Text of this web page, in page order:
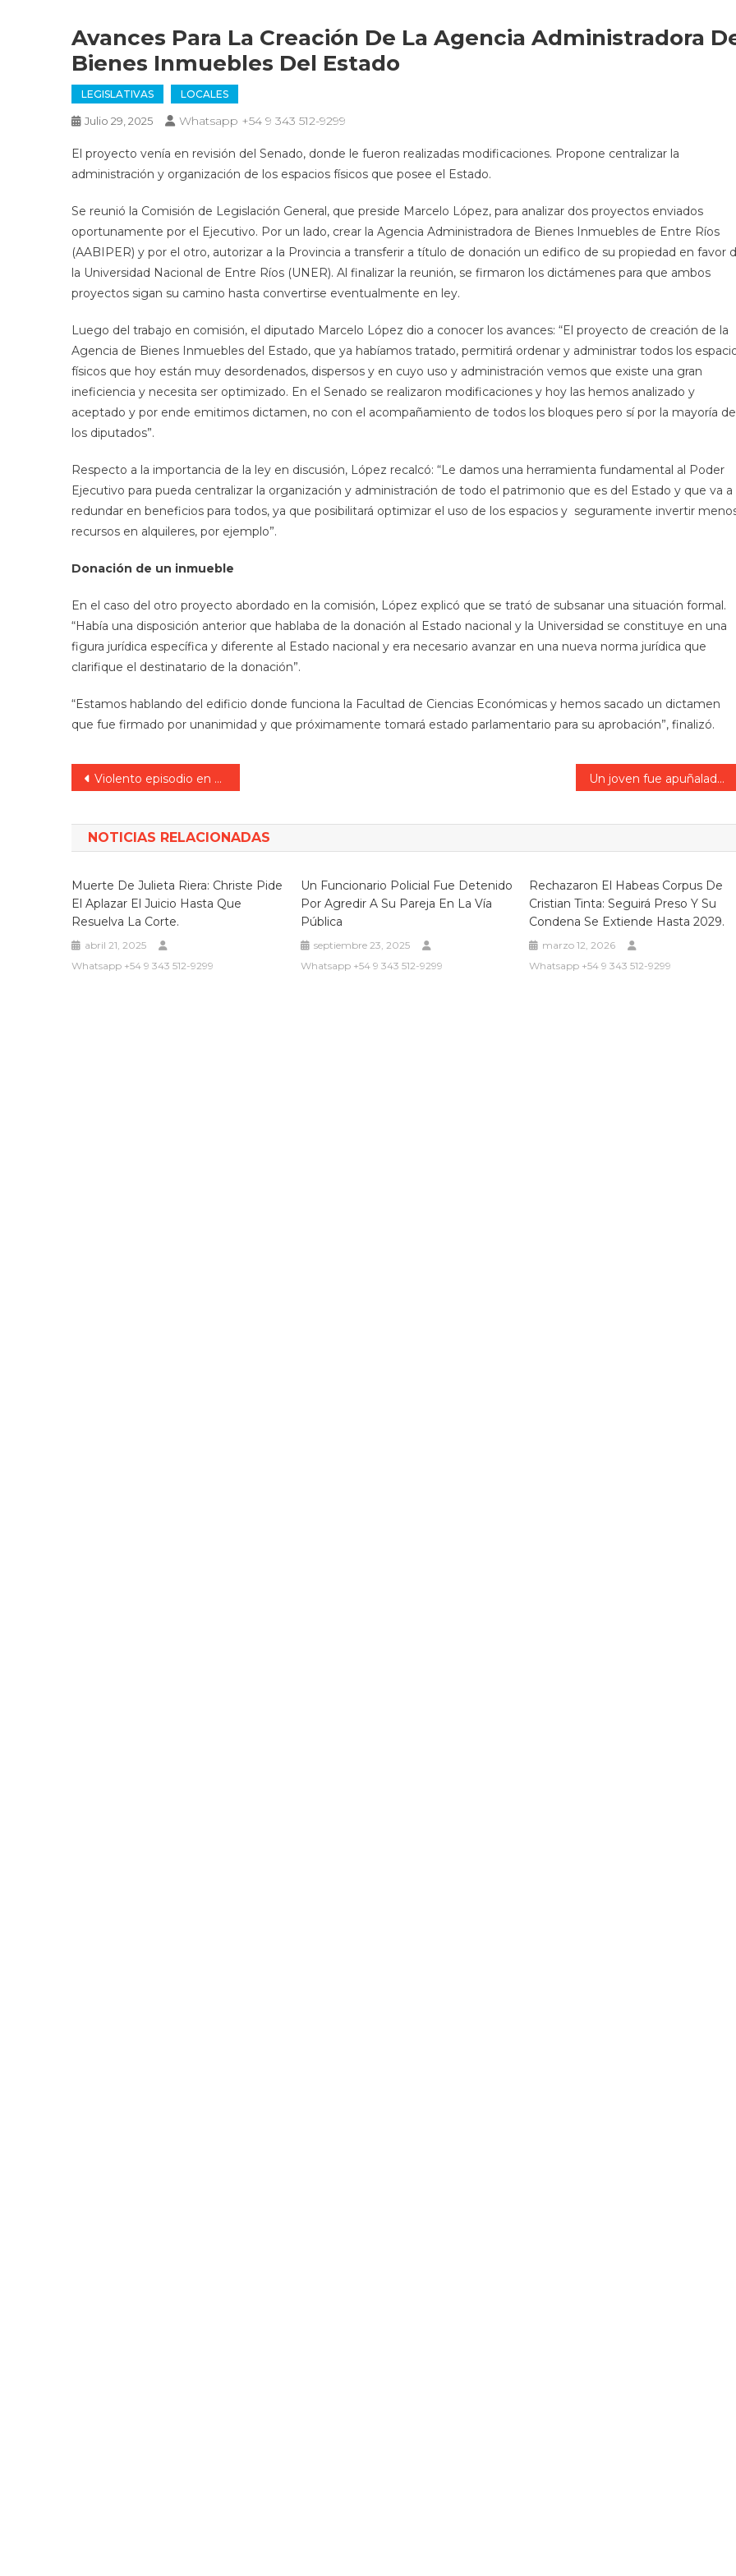
Avances Para La Creación De La Agencia Administradora
Bienes Inmuebles Del Estado
LEGISLATIVAS LOCALES
Julio 29, 2025 Whatsapp +54 9 343 512-9299
El proyecto venía en revisión del Senado, donde le fueron realizadas modificaciones. Propone centralizar la
administración y organización de los espacios físicos que posee el Estado.
Se reunió la Comisión de Legislación General, que preside Marcelo López, para analizar dos proyectos enviados
oportunamente por el Ejecutivo. Por un lado, crear la Agencia Administradora de Bienes Inmuebles de Entre Ríos
(AABIPER) y por el otro, autorizar a la Provincia a transferir a título de donación un edifico de su propiedad en favor
la Universidad Nacional de Entre Ríos (UNER). Al finalizar la reunión, se firmaron los dictámenes para que ambos
proyectos sigan su camino hasta convertirse eventualmente en ley.
Luego del trabajo en comisión, el diputado Marcelo López dio a conocer los avances: “El proyecto de creación de la
Agencia de Bienes Inmuebles del Estado, que ya habíamos tratado, permitirá ordenar y administrar todos los
físicos que hoy están muy desordenados, dispersos y en cuyo uso y administración vemos que existe una gran
ineficiencia y necesita ser optimizado. En el Senado se realizaron modificaciones y hoy las hemos analizado y
aceptado y por ende emitimos dictamen, no con el acompañamiento de todos los bloques pero sí por la mayoría de
los diputados”.
Respecto a la importancia de la ley en discusión, López recalcó: “Le damos una herramienta fundamental al Poder
Ejecutivo para pueda centralizar la organización y administración de todo el patrimonio que es del Estado y que va a
redundar en beneficios para todos, ya que posibilitará optimizar el uso de los espacios y seguramente invertir
recursos en alquileres, por ejemplo”.
Donación de un inmueble
En el caso del otro proyecto abordado en la comisión, López explicó que se trató de subsanar una situación formal.
“Había una disposición anterior que hablaba de la donación al Estado nacional y la Universidad se constituye en una
figura jurídica específica y diferente al Estado nacional y era necesario avanzar en una nueva norma jurídica que
clarifique el destinatario de la donación”.
“Estamos hablando del edificio donde funciona la Facultad de Ciencias Económicas y hemos sacado un dictamen
que fue firmado por unanimidad y que próximamente tomará estado parlamentario para su aprobación”, finalizó.
Navegación
entradas
Violento episodio en Diamante: intento de homicidio, persecución y tres personas demoradas Un joven fue apuñalado tras sufrir un ataque en la Unidad Penal Nº1
NOTICIAS RELACIONADAS
Muerte De Julieta Riera: Christe Pide
El Aplazar El Juicio Hasta Que
Resuelva La Corte.
abril 21, 2025
Whatsapp +54 9 343 512-9299
Un Funcionario Policial Fue Detenido
Por Agredir A Su Pareja En La Vía
Pública
septiembre 23, 2025
Whatsapp +54 9 343 512-9299
Rechazaron El Habeas Corpus De
Cristian Tinta: Seguirá Preso Y Su
Condena Se Extiende Hasta 2029.
marzo 12, 2026
Whatsapp +54 9 343 512-9299